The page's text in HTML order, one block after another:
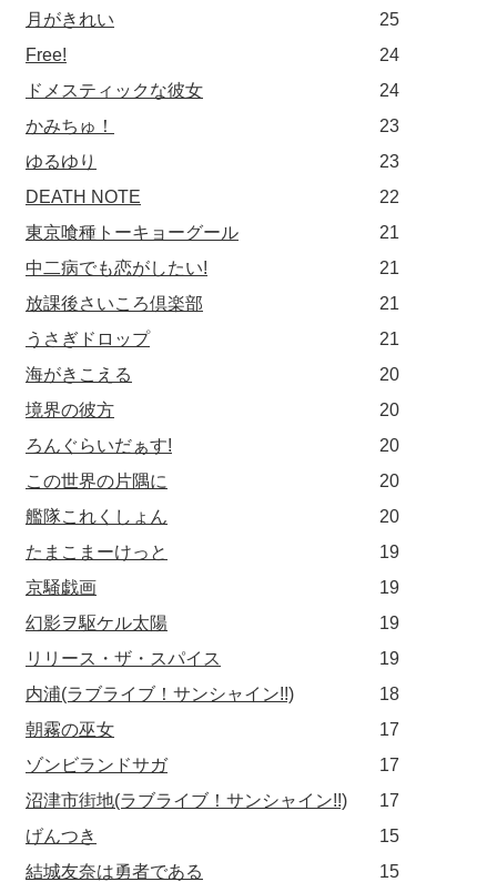
月がきれい
25
Free!
24
ドメスティックな彼女
24
かみちゅ！
23
ゆるゆり
23
DEATH NOTE
22
東京喰種トーキョーグール
21
中二病でも恋がしたい!
21
放課後さいころ倶楽部
21
うさぎドロップ
21
海がきこえる
20
境界の彼方
20
ろんぐらいだぁす!
20
この世界の片隅に
20
艦隊これくしょん
20
たまこまーけっと
19
京騒戯画
19
幻影ヲ駆ケル太陽
19
リリース・ザ・スパイス
19
内浦(ラブライブ！サンシャイン!!)
18
朝霧の巫女
17
ゾンビランドサガ
17
沼津市街地(ラブライブ！サンシャイン!!)
17
げんつき
15
結城友奈は勇者である
15